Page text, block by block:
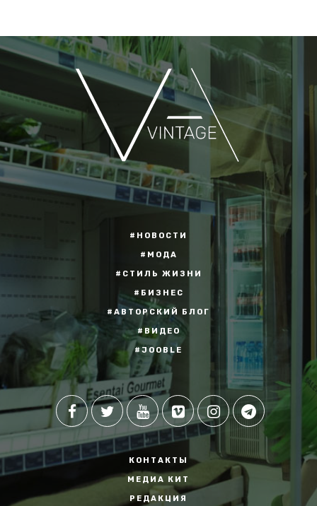
#НОВОСТИ
#МОДА
#СТИЛЬ ЖИЗНИ
#БИЗНЕС
#АВТОРСКИЙ БЛОГ
#ВИДЕО
#JOOBLE
КОНТАКТЫ
МЕДИА КИТ
РЕДАКЦИЯ